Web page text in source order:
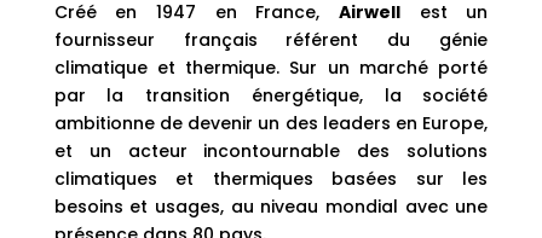
Créé en 1947 en France, Airwellest un
fournisseur français référent du génie
climatique et thermique. Sur un marché porté
par la transition énergétique, la société
ambitionne de devenir un des leaders en Europe,
et un acteur incontournable des solutions
climatiques et thermiques basées sur les
besoins et usages, au niveau mondial avec une